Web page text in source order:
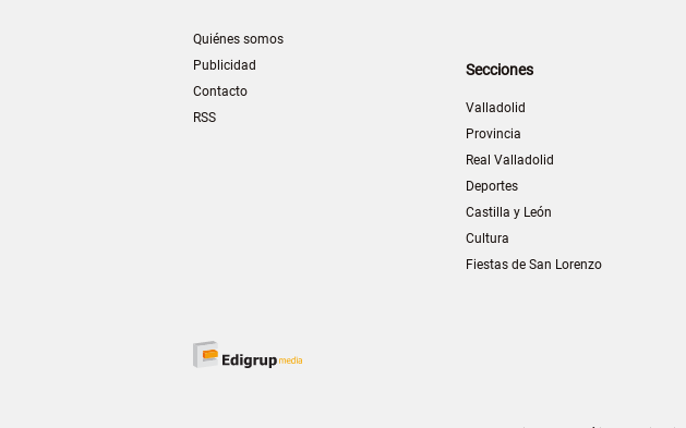
Quiénes somos
Publicidad
Contacto
RSS
Secciones
Valladolid
Provincia
Real Valladolid
Deportes
Castilla y León
Cultura
Fiestas de San Lorenzo